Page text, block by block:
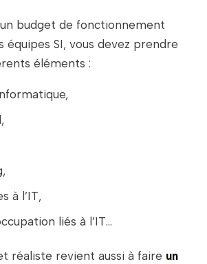
budget de fonctionnement
équipes SI, vous devez prendre
éléments :
à l’IT,
liés à l’IT…
réaliste revient aussi à faire un